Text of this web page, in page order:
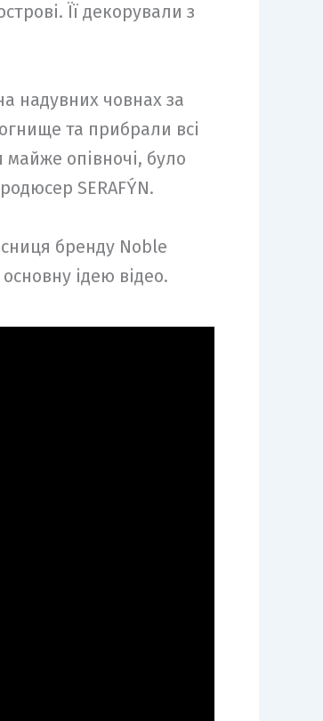
Її декорували з
надувних човнах за
та прибрали всі
майже опівночі, було
SERAFÝN.
бренду Noble
ідею відео.